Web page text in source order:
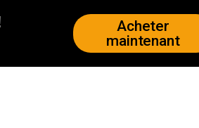
Acheter
maintenant